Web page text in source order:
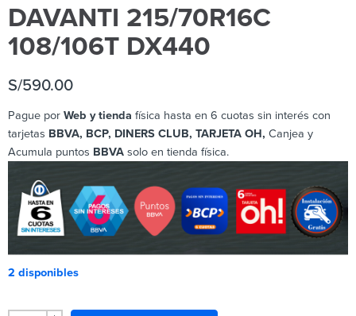
DAVANTI 215/70R16C
108/106T DX440
S/590.00
Pague por Web y tienda física hasta en 6 cuotas sin interés con
tarjetas BBVA, BCP, DINERS CLUB, TARJETA OH, Canjea y
Acumula puntos BBVA solo en tienda física.
2 disponibles